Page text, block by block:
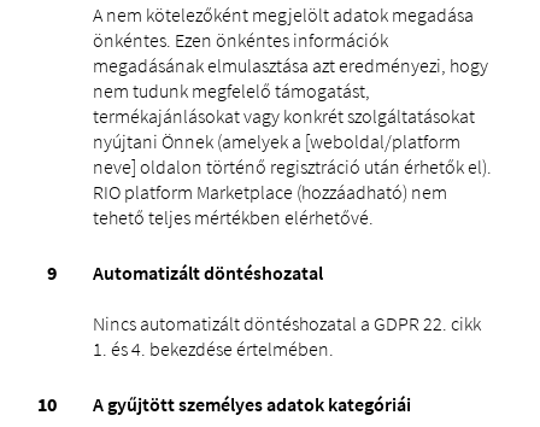
A nem kötelezőként megjelölt adatok megadása
önkéntes. Ezen önkéntes információk
megadásának elmulasztása azt eredményezi, hogy
nem tudunk megfelelő támogatást,
termékajánlásokat vagy konkrét szolgáltatásokat
nyújtani Önnek (amelyek a [weboldal/platform
neve] oldalon történő regisztráció után érhetők el).
RIO platform Marketplace (hozzáadható) nem
tehető teljes mértékben elérhetővé.
Automatizált döntéshozatal
Nincs automatizált döntéshozatal a GDPR 22. cikk
1. és 4. bekezdése értelmében.
A gyűjtött személyes adatok kategóriái